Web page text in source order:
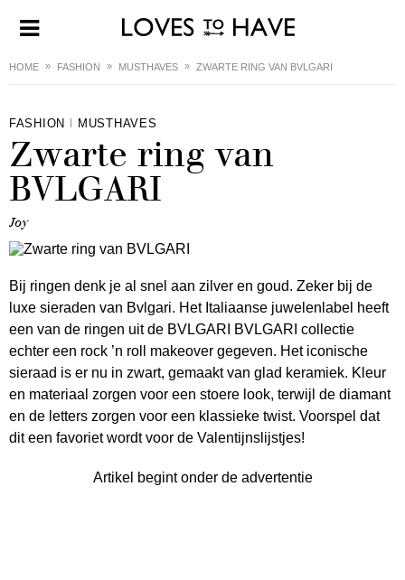
HOME FASHION MUSTHAVES ZWARTE RING VAN BVLGARI
FASHION MUSTHAVES
Zwarte ring van
BVLGARI
Joy
Bij ringen denk je al snel aan zilver en goud. Zeker bij de
luxe sieraden van Bvlgari. Het Italiaanse juwelenlabel heeft
een van de ringen uit de BVLGARI BVLGARI collectie
echter een rock ’n roll makeover gegeven. Het iconische
sieraad is er nu in zwart, gemaakt van glad keramiek. Kleur
en materiaal zorgen voor een stoere look, terwijl de diamant
en de letters zorgen voor een klassieke twist. Voorspel dat
dit een favoriet wordt voor de Valentijnslijstjes!
Artikel begint onder de advertentie